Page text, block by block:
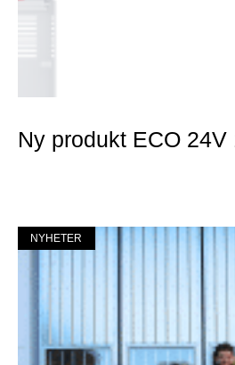
Ny produkt ECO 24V
NYHETER